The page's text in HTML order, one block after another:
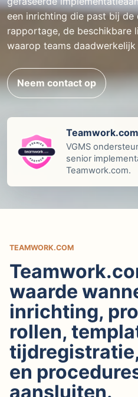
een inrichting die past bij de
rapportage, de beschikbare
waarop teams daadwerkelijk
Neem contact op
VGMS
senior
Teamwork.com.
TEAMWORK.COM
waarde
inrichting,
rollen,
en
aansluiten.